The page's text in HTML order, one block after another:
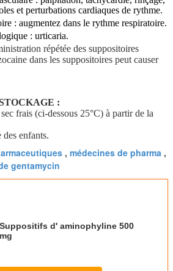
et perturbations cardiaques de rythme.
: augmentez dans le rythme respiratoire.
: urticaria.
répétée des suppositoires
dans les suppositoires peut causer
:
frais (ci-dessous 25°C) à partir de la
enfants.
, médecines de pharma ,
gentamycin
Suppositifs d' aminophyline 500
mg